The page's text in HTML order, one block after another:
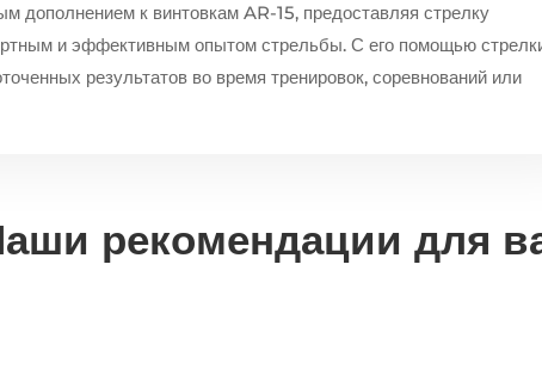
дополнением к винтовкам AR-15, предоставляя стрелку
и эффективным опытом стрельбы. С его помощью
результатов во время тренировок, соревнований или
рекомендации для